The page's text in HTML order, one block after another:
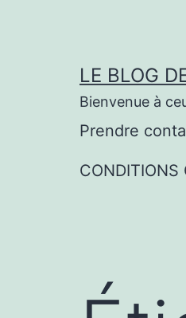
LE BLOG
Bienvenue à
Prendre
CONDITIONS